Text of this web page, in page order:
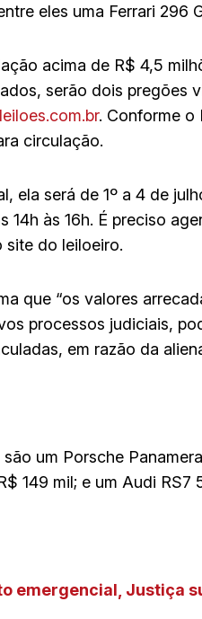
eles uma Ferrari 296
acima de R$ 4,5
serão dois pregões
. Conforme o
circulação.
ela será de 1º a 4 de
14h às 16h. É preciso
site do leiloeiro.
que “os valores
processos judiciais,
em razão da
um Porsche
149 mil; e um Audi RS7
emergencial, Justiça